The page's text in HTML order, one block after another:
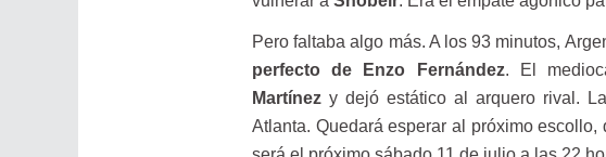
Pero faltaba algo más. A los 93 minutos,
perfecto de Enzo Fernández. El
Martínez y dejó estático al arquero rival.
Atlanta. Quedará esperar al próximo